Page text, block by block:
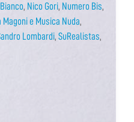
, Nico Gori, Numero Bis,
Magoni e Musica Nuda,
Lombardi, SuRealistas,